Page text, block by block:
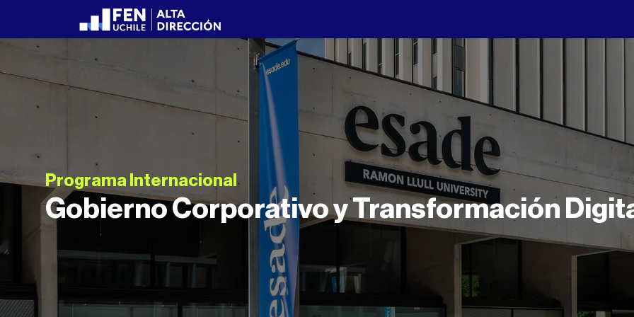
Programa Internacional
Gobierno Corporativo y Transformación